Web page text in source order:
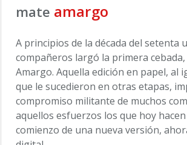
mate amargo
A principios de la década del setenta
compañeros largó la primera
Amargo. Aquella edición en papel, al
que le sucedieron en otras etapas,
compromiso militante de muchos
aquellos esfuerzos los que hoy
comienzo de una nueva versión,